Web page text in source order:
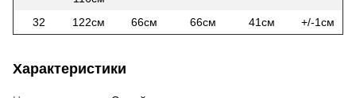
32 122см 66см 66см 41см +/-1см
Характеристики